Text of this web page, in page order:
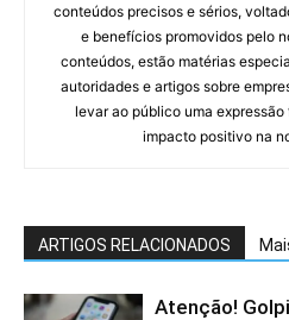
conteúdos precisos e sérios,
e benefícios promovidos pelo
conteúdos, estão matérias
autoridades e artigos sobre
levar ao público uma
impacto positivo na
ARTIGOS RELACIONADOS
Atenção!